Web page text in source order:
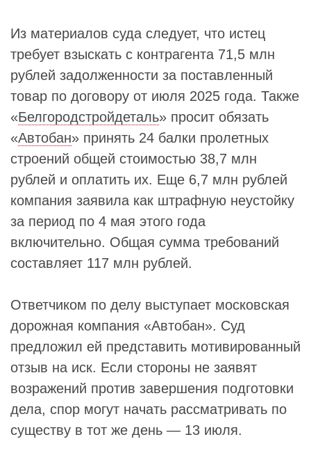
Из материалов суда следует, что истец
требует взыскать с контрагента 71,5 млн
рублей задолженности за поставленный
товар по договору от июля 2025 года. Также
«Белгородстройдеталь» просит обязать
«Автобан» принять 24 балки пролетных
строений общей стоимостью 38,7 млн
рублей и оплатить их. Еще 6,7 млн рублей
компания заявила как штрафную неустойку
за период по 4 мая этого года
включительно. Общая сумма требований
составляет 117 млн рублей.
Ответчиком по делу выступает московская
дорожная компания «Автобан». Суд
предложил ей представить мотивированный
отзыв на иск. Если стороны не заявят
возражений против завершения подготовки
дела, спор могут начать рассматривать по
существу в тот же день — 13 июля.